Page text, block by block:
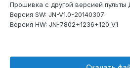
Прошивка с другой версией пульты
Версия SW: JN-V1.0-20140307
Версия HW: JN-7802+1236+120_V1